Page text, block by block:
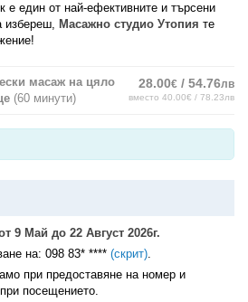
е един от най-ефективните и търсени
избереш, Масажно студио Утопия те
масаж на цяло
(60 минути)
28.00€ / 54.76лв
вместо 40.00€ / 78.23лв
9 Май до 22 Август 2026г.
на: 098 83* **** (скрит).
при предоставяне на номер и
посещението.